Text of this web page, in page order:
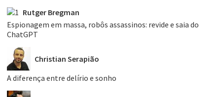
Rutger Bregman
Espionagem em massa, robôs assassinos: revide e saia do
ChatGPT
Christian Serapião
A diferença entre delírio e sonho